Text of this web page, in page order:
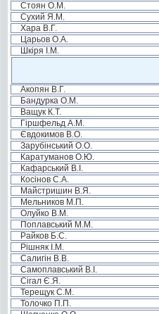
Стоян О.М.
Сухий Я.М.
Хара В.Г.
Царьов О.А.
Шкіря І.М.
Акопян В.Г.
Бандурка О.М.
Ващук К.Т.
Гіршфельд А.М.
Євдокимов В.О.
Зарубінський О.О.
Каратуманов О.Ю.
Кафарський В.І.
Косінов С.А.
Майстришин В.Я.
Мельников М.П.
Олуйко В.М.
Поплавський М.М.
Райков Б.С.
Рішняк І.М.
Салигін В.В.
Самоплавський В.І.
Сігал Є.Я.
Терещук С.М.
Толочко П.П.